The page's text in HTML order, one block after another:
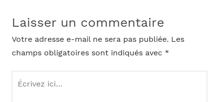
Laisser un commentaire
Votre adresse e-mail ne sera pas publiée. Les
champs obligatoires sont indiqués avec *
Écrivez